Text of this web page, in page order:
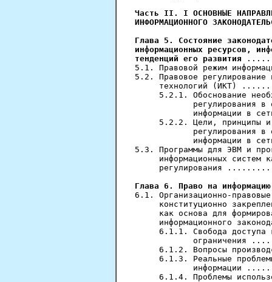
Часть II. I ОСНОВНЫЕ
ИНФОРМАЦИОННОГО
Глава 5. Состояние
информационных ресурсов,
тенденций его развития
5.1. Правовой режим
5.2. Правовое регулирование
технологий (ИКТ)
5.2.1. Обоснование
регулирования в
информации в
5.2.2. Цели, принципы
регулирования в
информации в
5.3. Программы для ЭВМ и
информационных систем
регулирования
Глава 6. Право на
6.1. Организационно-
конституционно
как основа для
информационного
6.1.1. Свобода доступа
ограничения
6.1.2. Вопросы
6.1.3. Реальные
информации
6.1.4. Проблемы